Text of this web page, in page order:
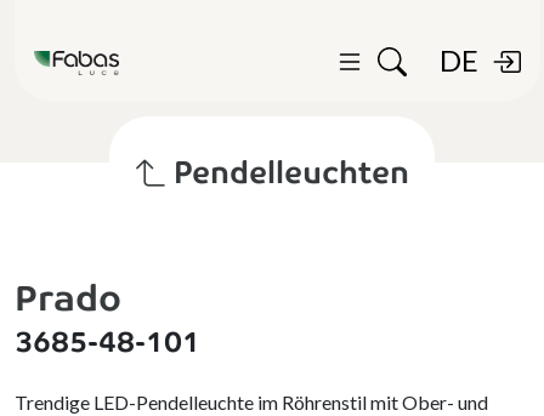
DE
Pendelleuchten
Prado
3685-48-101
Trendige LED-Pendelleuchte im Röhrenstil mit Ober- und